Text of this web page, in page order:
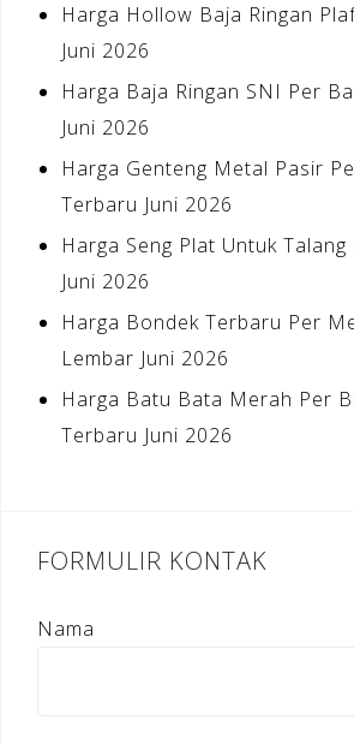
Harga Hollow Baja Ringan
Juni 2026
Harga Baja Ringan SNI Per
Juni 2026
Harga Genteng Metal Pasir
Terbaru Juni 2026
Harga Seng Plat Untuk
Juni 2026
Harga Bondek Terbaru Per
Lembar Juni 2026
Harga Batu Bata Merah Per
Terbaru Juni 2026
FORMULIR KONTAK
Nama